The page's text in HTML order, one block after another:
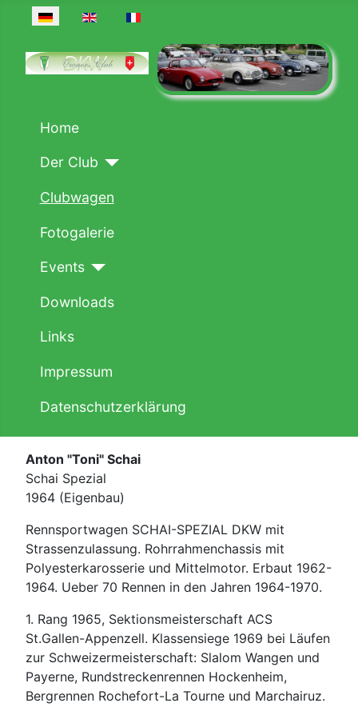
Sprache auswählen
Home
Der Club
Clubwagen
Fotogalerie
Events
Downloads
Links
Impressum
Datenschutzerklärung
Anton "Toni" Schai
Schai Spezial
1964 (Eigenbau)
Rennsportwagen SCHAI-SPEZIAL DKW mit
Strassenzulassung. Rohrrahmenchassis mit
Polyesterkarosserie und Mittelmotor. Erbaut 1962-
1964. Ueber 70 Rennen in den Jahren 1964-1970.
1. Rang 1965, Sektionsmeisterschaft ACS
St.Gallen-Appenzell. Klassensiege 1969 bei Läufen
zur Schweizermeisterschaft: Slalom Wangen und
Payerne, Rundstreckenrennen Hockenheim,
Bergrennen Rochefort-La Tourne und Marchairuz.